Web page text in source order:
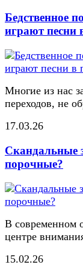
Бедственное
играют песни
Многие из нас
переходов, не
17.03.26
Скандальные
порочные?
В современном
центре
15.02.26